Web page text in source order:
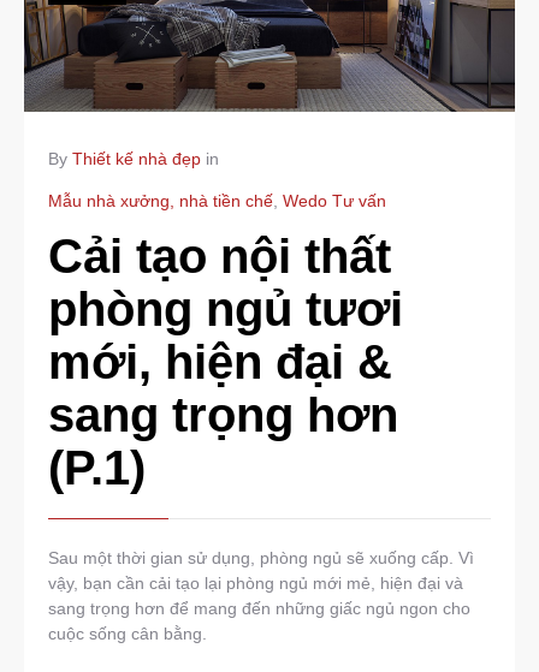
By Thiết kế nhà đẹp in
Mẫu nhà xưởng, nhà tiền chế Wedo Tư vấn
Cải tạo nội thất
phòng ngủ tươi
mới, hiện đại &
sang trọng hơn
(P.1)
Sau một thời gian sử dụng, phòng ngủ sẽ xuống cấp. Vì
vậy, bạn cần cải tạo lại phòng ngủ mới mẻ, hiện đại và
sang trọng hơn để mang đến những giấc ngủ ngon cho
cuộc sống cân bằng.